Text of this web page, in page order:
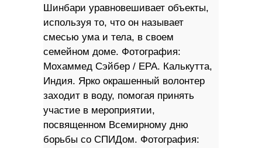
Шинбари уравновешивает объекты,
используя то, что он называет
смесью ума и тела, в своем
семейном доме. Фотография:
Мохаммед Сэйбер / EPA. Калькутта,
Индия. Ярко окрашенный волонтер
заходит в воду, помогая принять
участие в мероприятии,
посвященном Всемирному дню
борьбы со СПИДом. Фотография: